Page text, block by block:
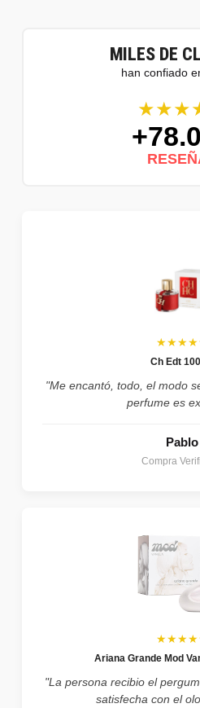
MILES DE
han confiado
Ch Edt
"Me encantó, todo, el modo
perfume es
Pablo
Compra
Ariana Grande Mod
"La persona recibio el
satisfecha con el